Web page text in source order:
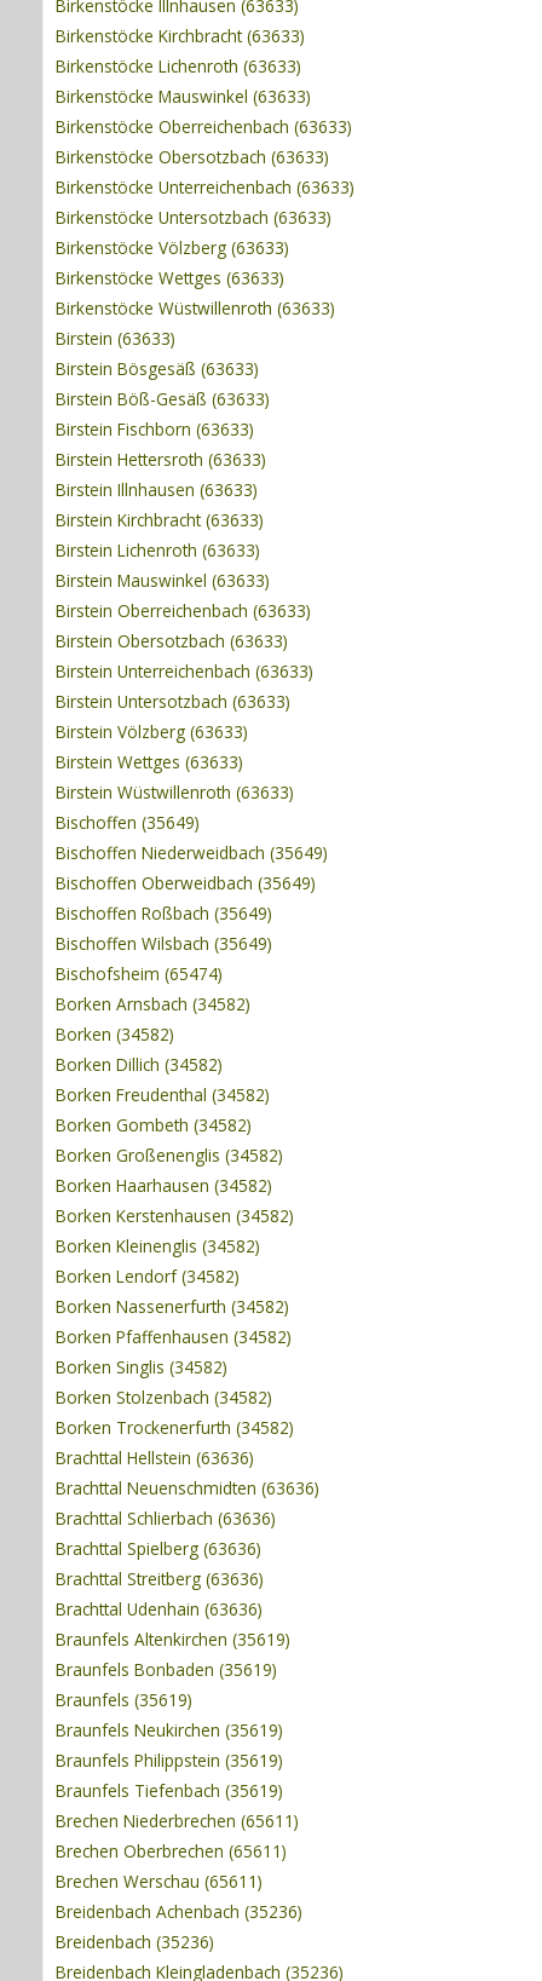
Birkenstöcke Illnhausen (63633)
Birkenstöcke Kirchbracht (63633)
Birkenstöcke Lichenroth (63633)
Birkenstöcke Mauswinkel (63633)
Birkenstöcke Oberreichenbach (63633)
Birkenstöcke Obersotzbach (63633)
Birkenstöcke Unterreichenbach (63633)
Birkenstöcke Untersotzbach (63633)
Birkenstöcke Völzberg (63633)
Birkenstöcke Wettges (63633)
Birkenstöcke Wüstwillenroth (63633)
Birstein (63633)
Birstein Bösgesäß (63633)
Birstein Böß-Gesäß (63633)
Birstein Fischborn (63633)
Birstein Hettersroth (63633)
Birstein Illnhausen (63633)
Birstein Kirchbracht (63633)
Birstein Lichenroth (63633)
Birstein Mauswinkel (63633)
Birstein Oberreichenbach (63633)
Birstein Obersotzbach (63633)
Birstein Unterreichenbach (63633)
Birstein Untersotzbach (63633)
Birstein Völzberg (63633)
Birstein Wettges (63633)
Birstein Wüstwillenroth (63633)
Bischoffen (35649)
Bischoffen Niederweidbach (35649)
Bischoffen Oberweidbach (35649)
Bischoffen Roßbach (35649)
Bischoffen Wilsbach (35649)
Bischofsheim (65474)
Borken Arnsbach (34582)
Borken (34582)
Borken Dillich (34582)
Borken Freudenthal (34582)
Borken Gombeth (34582)
Borken Großenenglis (34582)
Borken Haarhausen (34582)
Borken Kerstenhausen (34582)
Borken Kleinenglis (34582)
Borken Lendorf (34582)
Borken Nassenerfurth (34582)
Borken Pfaffenhausen (34582)
Borken Singlis (34582)
Borken Stolzenbach (34582)
Borken Trockenerfurth (34582)
Brachttal Hellstein (63636)
Brachttal Neuenschmidten (63636)
Brachttal Schlierbach (63636)
Brachttal Spielberg (63636)
Brachttal Streitberg (63636)
Brachttal Udenhain (63636)
Braunfels Altenkirchen (35619)
Braunfels Bonbaden (35619)
Braunfels (35619)
Braunfels Neukirchen (35619)
Braunfels Philippstein (35619)
Braunfels Tiefenbach (35619)
Brechen Niederbrechen (65611)
Brechen Oberbrechen (65611)
Brechen Werschau (65611)
Breidenbach Achenbach (35236)
Breidenbach (35236)
Breidenbach Kleingladenbach (35236)